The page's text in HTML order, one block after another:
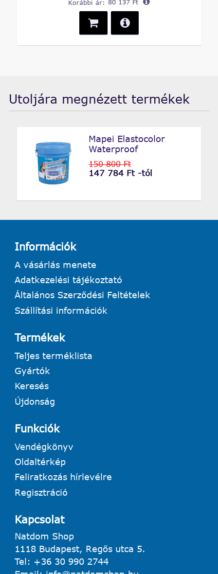
Korábbi ár: 80 137 Ft
Utoljára megnézett termékek
Mapei Elastocolor
Waterproof
150 800 Ft
147 784 Ft -tól
Információk
A vásárlás menete
Adatkezelési tájékoztató
Általános Szerződési Feltételek
Szállítási információk
Termékek
Teljes terméklista
Gyártók
Keresés
Újdonság
Funkciók
Vendégkönyv
Oldaltérkép
Feliratkozás hírlevélre
Regisztráció
Kapcsolat
Natdom Shop
1118 Budapest, Regős utca 5.
Tel: +36 30 990 2744